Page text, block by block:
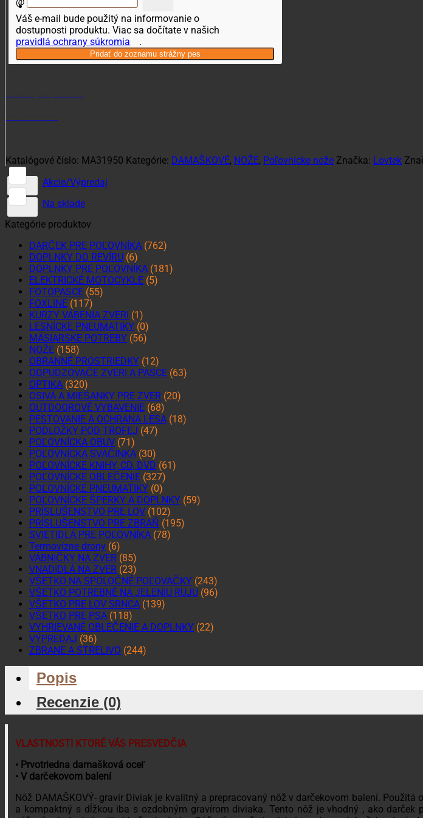
Váš e-mail bude použitý na informovanie o
dostupnosti produktu. Viac sa dočítate v našich
pravidlá ochrany súkromia
.
Katalógové číslo: MA31950 Kategórie: DAMAŠKOVÉ, NOŽE, Poľovnícke nože Značka: Lovtek
Akcie/Výpredaj
Na sklade
Kategórie produktov
DARČEK PRE POĽOVNÍKA (762)
DOPLNKY DO REVÍRU (6)
DOPLNKY PRE POĽOVNÍKA (181)
ELEKTRICKÉ MOTOCYKLE (5)
FOTOPASCE (55)
FOXLINE (117)
KURZY VÁBENIA ZVERI (1)
LESNÍCKE PNEUMATIKY (0)
MÄSIARSKE POTREBY (56)
NOŽE (158)
OBRANNÉ PROSTRIEDKY (12)
ODPUDZOVAČE ZVERI A PASCE (63)
OPTIKA (320)
OSIVÁ A MIEŠANKY PRE ZVER (20)
OUTDOOROVÉ VYBAVENIE (68)
PESTOVANIE A OCHRANA LESA (18)
PODLOŽKY POD TROFEJ (47)
POĽOVNÍCKA OBUV (71)
POĽOVNÍCKA SVAČINKA (30)
POĽOVNÍCKE KNIHY, CD, DVD (61)
POĽOVNÍCKE OBLEČENIE (327)
POĽOVNÍCKE PNEUMATIKY (0)
POĽOVNÍCKE ŠPERKY A DOPLNKY (59)
PRÍSLUŠENSTVO PRE LOV (102)
PRÍSLUŠENSTVO PRE ZBRAŇ (195)
SVIETIDLÁ PRE POĽOVNÍKA (78)
Termovízne drony (6)
VÁBNIČKY NA ZVER (85)
VNADIDLÁ NA ZVER (23)
VŠETKO NA SPOLOČNÉ POĽOVAČKY (243)
VŠETKO POTREBNÉ NA JELENIU RUJU (96)
VŠETKO PRE LOV SRNCA (139)
VŠETKO PRE PSA (118)
VYHRIEVANÉ OBLEČENIE A DOPLNKY (22)
VÝPREDAJ (36)
ZBRANE A STRELIVO (244)
Popis
Recenzie (0)
VLASTNOSTI KTORÉ VÁS PRESVEDČIA
• Prvotriedna damašková oceľ
• V darčekovom balení
Nôž DAMAŠKOVÝ- gravír Diviak je kvalitný a prepracovaný nôž v darčekovom balení.
a kompaktný s dĺžkou iba s ozdobným gravírom diviaka. Tento nôž je vhodný , ako